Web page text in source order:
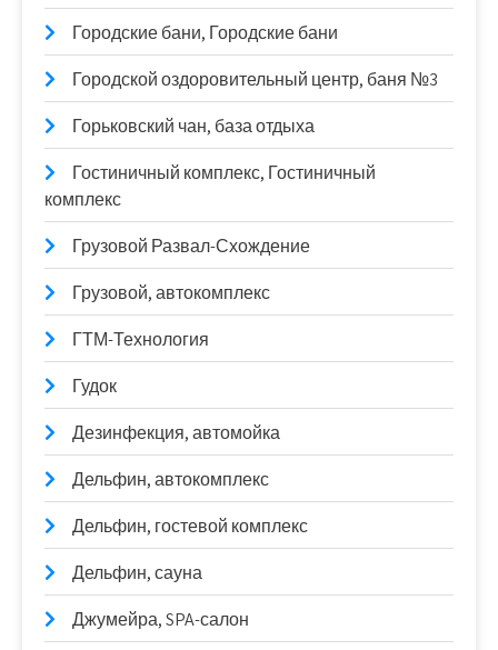
Городские бани, Городские бани
Городской оздоровительный центр, баня №3
Горьковский чан, база отдыха
Гостиничный комплекс, Гостиничный
комплекс
Грузовой Развал-Схождение
Грузовой, автокомплекс
ГТМ-Технология
Гудок
Дезинфекция, автомойка
Дельфин, автокомплекс
Дельфин, гостевой комплекс
Дельфин, сауна
Джумейра, SPA-салон